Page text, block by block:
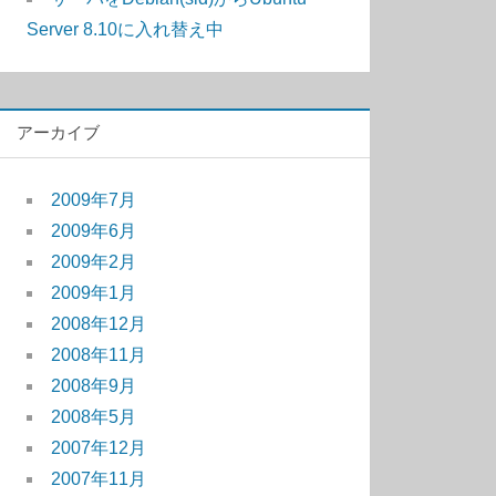
Server 8.10に入れ替え中
アーカイブ
2009年7月
2009年6月
2009年2月
2009年1月
2008年12月
2008年11月
2008年9月
2008年5月
2007年12月
2007年11月